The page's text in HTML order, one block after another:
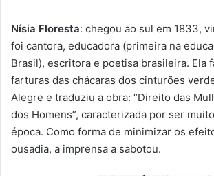
Nísia Floresta: chegou ao sul em 1833,
foi cantora, educadora (primeira na
Brasil), escritora e poetisa brasileira. Ela
farturas das chácaras dos cinturões
Alegre e traduziu a obra: “Direito das
dos Homens”, caracterizada por ser
época. Como forma de minimizar os
ousadia, a imprensa a sabotou.